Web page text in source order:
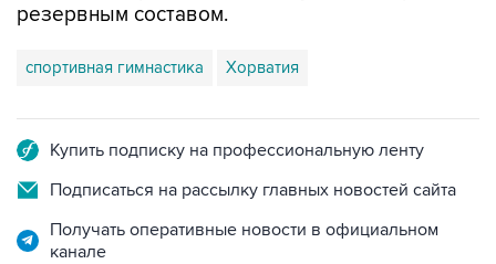
резервным составом.
спортивная гимнастика Хорватия
Купить подписку на профессиональную ленту
Подписаться на рассылку главных новостей сайта
Получать оперативные новости в официальном
канале